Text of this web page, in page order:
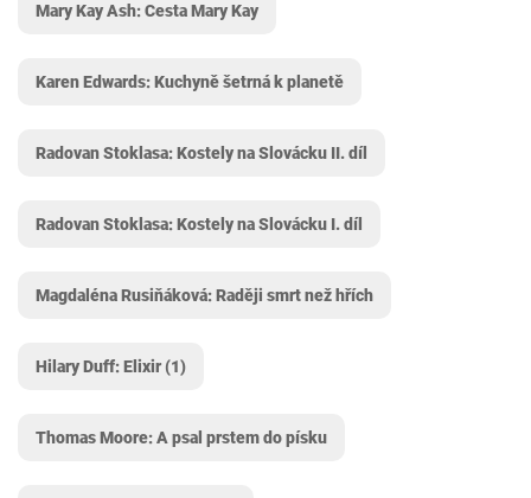
Mary Kay Ash: Cesta Mary Kay
Karen Edwards: Kuchyně šetrná k planetě
Radovan Stoklasa: Kostely na Slovácku II. díl
Radovan Stoklasa: Kostely na Slovácku I. díl
Magdaléna Rusiňáková: Raději smrt než hřích
Hilary Duff: Elixir (1)
Thomas Moore: A psal prstem do písku